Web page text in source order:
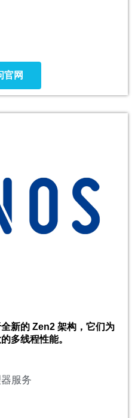
官网
新的 Zen2 架构，它们为
多线程性能。
服务